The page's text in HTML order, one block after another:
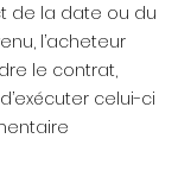
de la date ou du
l’acheteur
le contrat,
celui-ci